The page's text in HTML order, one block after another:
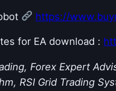
https://
for EA download :
Forex Expert
RSI Grid Trading